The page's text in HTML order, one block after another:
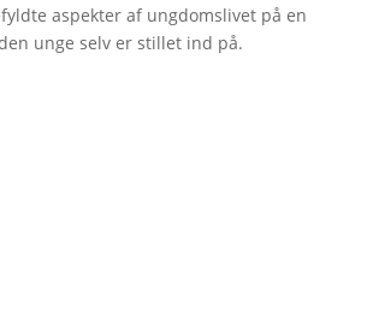
aspekter af ungdomslivet på en
unge selv er stillet ind på.